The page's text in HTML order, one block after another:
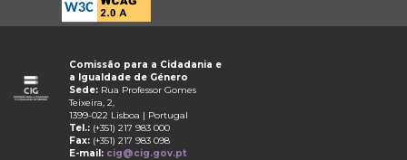
Comissão para a Cidadania e
a Igualdade de Género
Sede: Rua Professor Gomes
Teixeira, 2,
1399-022 Lisboa | Portugal
Tel.: (+351) 217 983 000
Fax: (+351) 217 983 098
E-mail: cig@cig.gov.pt